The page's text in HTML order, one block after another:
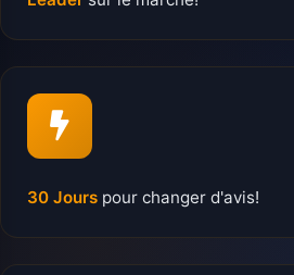
30 Jours pour changer d'avis!